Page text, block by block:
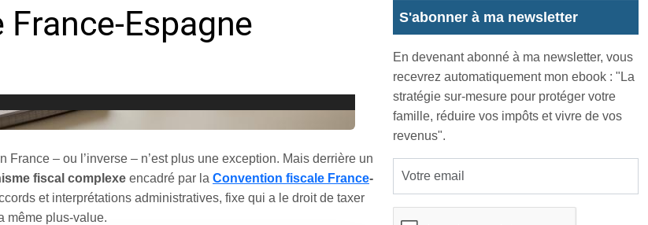
– ou l’inverse – n’est plus une exception. Mais derrière un
fiscal complexe encadré par la Convention fiscale France-
et interprétations administratives, fixe qui a le droit de taxer
même plus-value.
S'abonner à ma newsletter
En devenant abonné à ma newsletter, vous
recevrez automatiquement mon ebook : "La
stratégie sur-mesure pour protéger votre
famille, réduire vos impôts et vivre de vos
revenus".